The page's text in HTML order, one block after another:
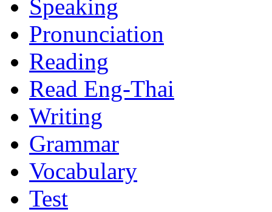
Speaking
Pronunciation
Reading
Read Eng-Thai
Writing
Grammar
Vocabulary
Test